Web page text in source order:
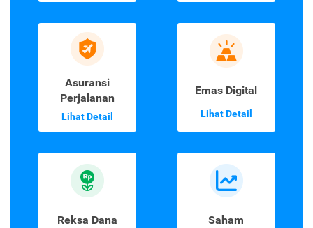
Asuransi
Perjalanan
Lihat Detail
Emas Digital
Lihat Detail
Reksa Dana Saham